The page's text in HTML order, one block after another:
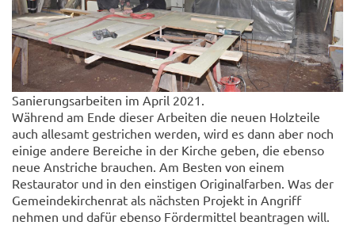
Sanierungsarbeiten im April 2021.
Während am Ende dieser Arbeiten die neuen Holzteile
auch allesamt gestrichen werden, wird es dann aber noch
einige andere Bereiche in der Kirche geben, die ebenso
neue Anstriche brauchen. Am Besten von einem
Restaurator und in den einstigen Originalfarben. Was der
Gemeindekirchenrat als nächsten Projekt in Angriff
nehmen und dafür ebenso Fördermittel beantragen will.